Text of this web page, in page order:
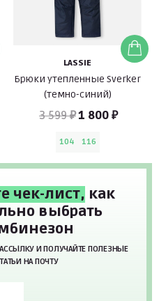
LASSIE
Брюки утепленные Sverker
(темно-синий)
3 599 ₽1 800 ₽
104 116
чек-лист, как
выбрать
И ПОЛУЧАЙТЕ ПОЛЕЗНЫЕ
НА ПОЧТУ